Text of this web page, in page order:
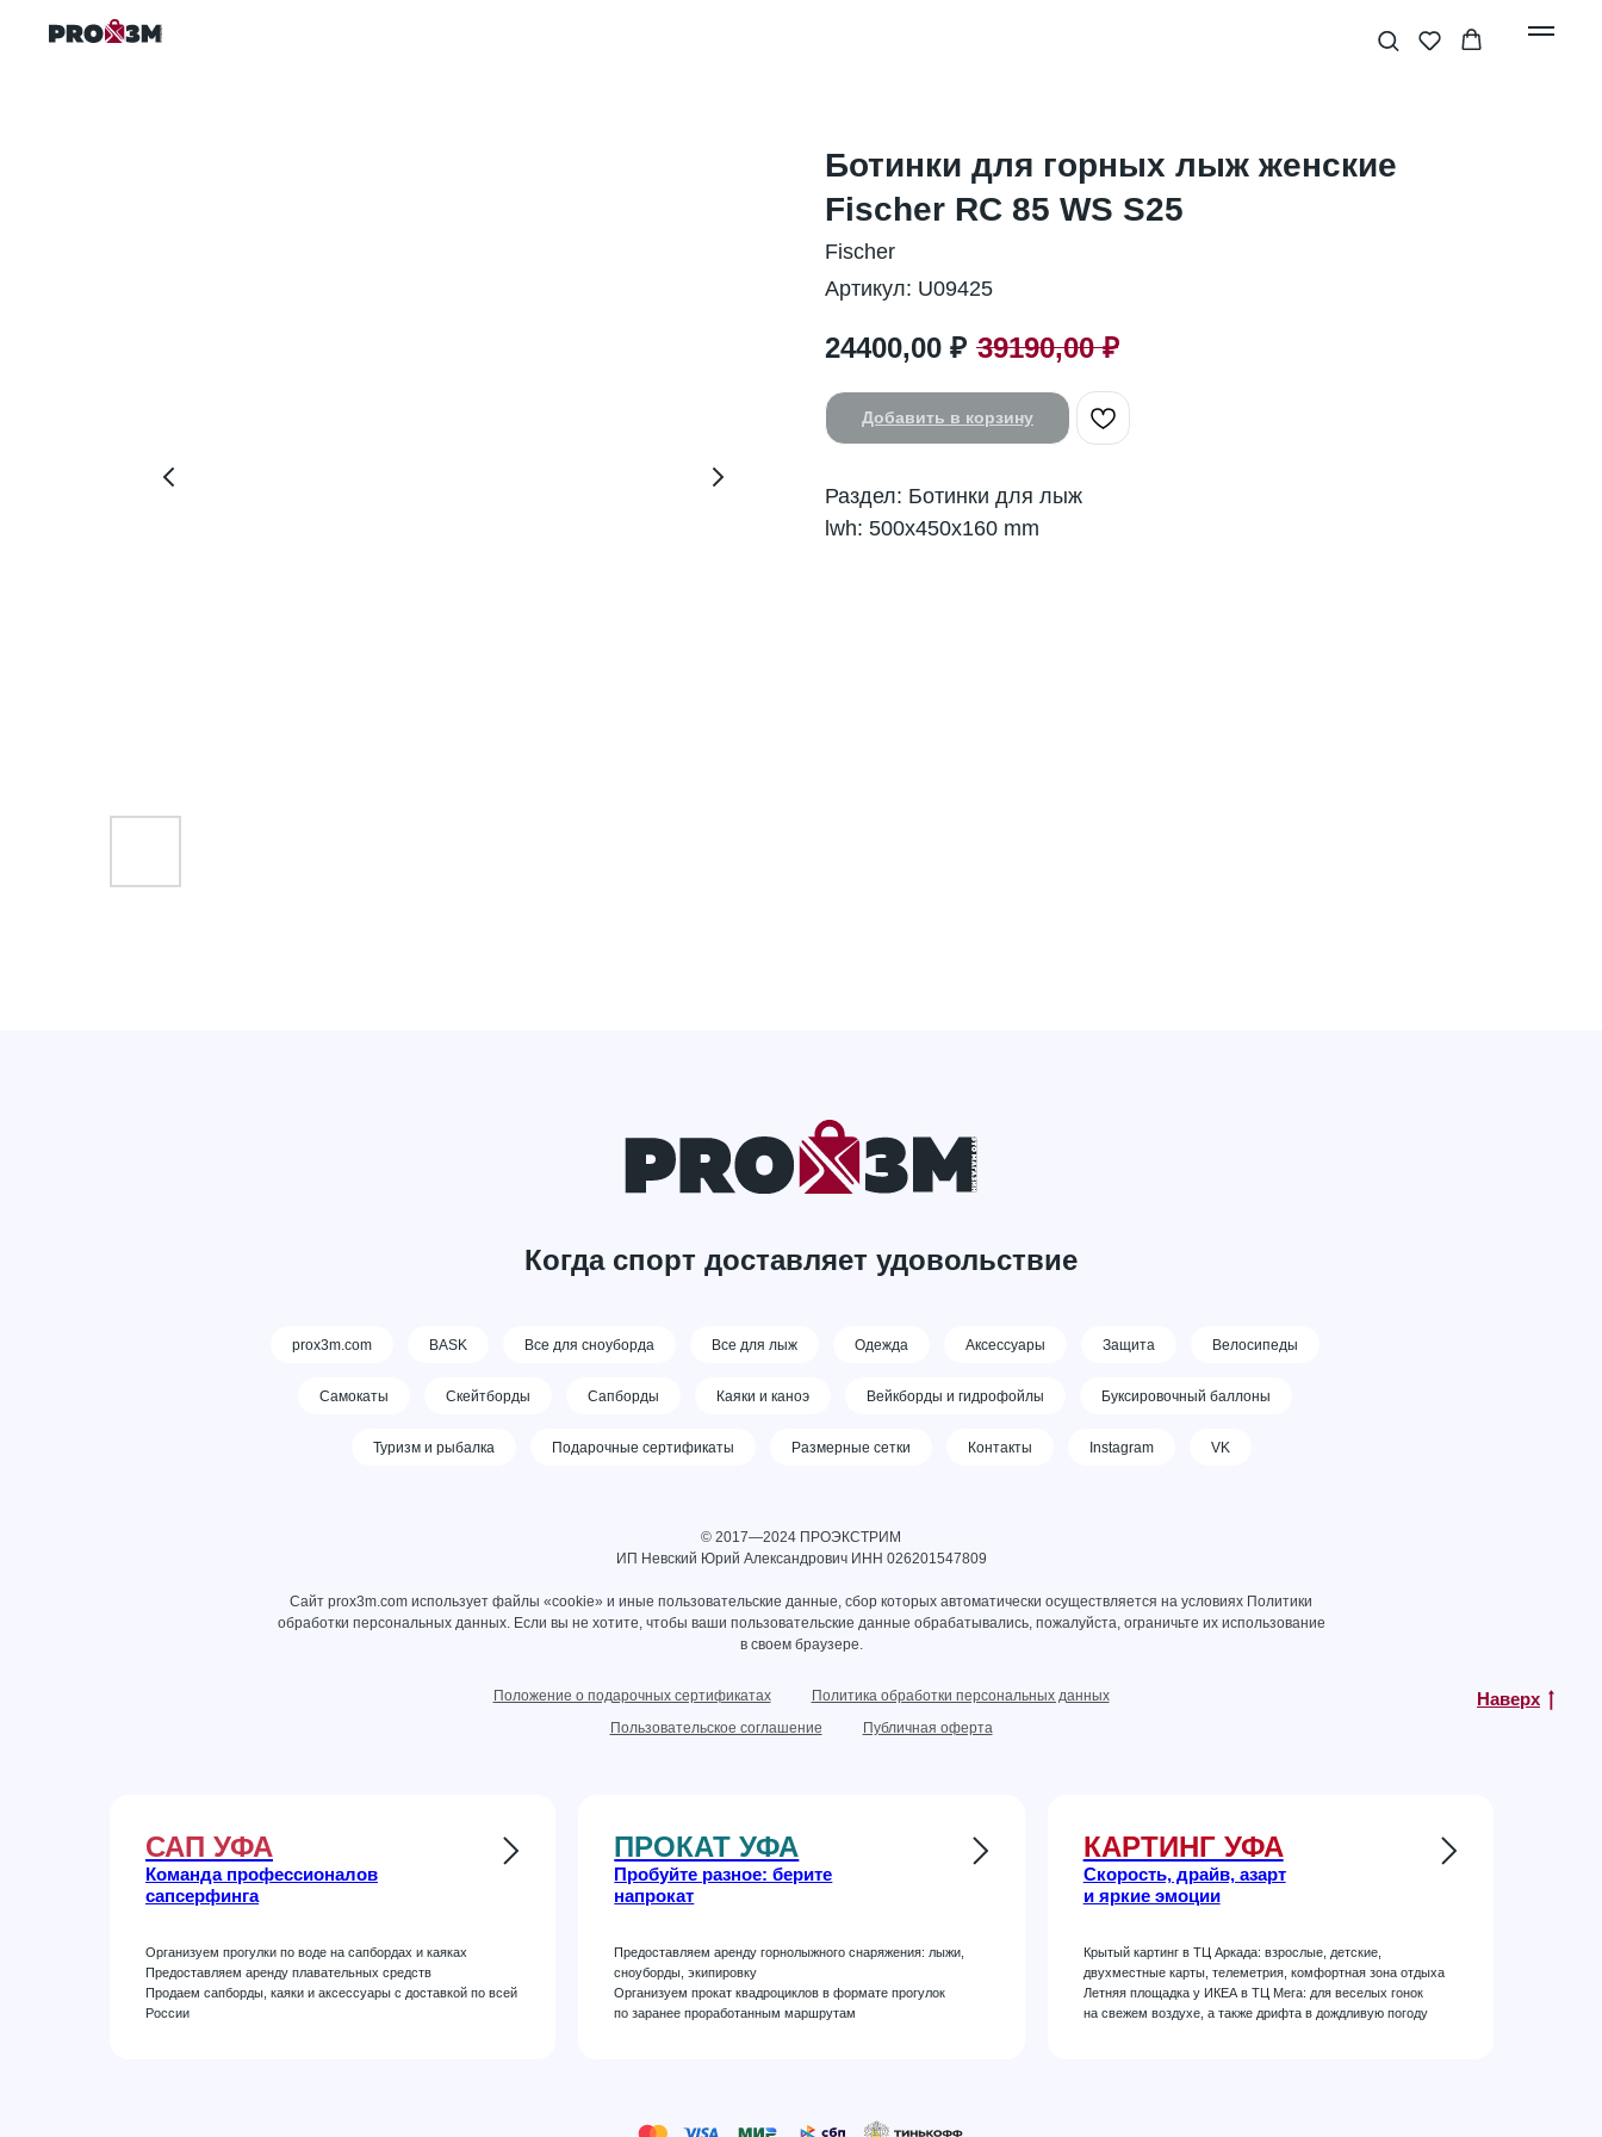
Ботинки для горных лыж женские
Fischer RC 85 WS S25
Fischer
Артикул: U09425
24400,00 ₽ 39190,00 ₽
Добавить в корзину
Раздел: Ботинки для лыж
lwh: 500x450x160 mm
Когда спорт доставляет удовольствие
prox3m.com BASK Все для сноуборда Все для лыж Одежда Аксессуары Защита Велосипеды
Самокаты Скейтборды Сапборды Каяки и каноэ Вейкборды и гидрофойлы Буксировочный баллоны
Туризм и рыбалка Подарочные сертификаты Размерные сетки Контакты Instagram VK
© 2017—2024 ПРОЭКСТРИМ
ИП Невский Юрий Александрович ИНН 026201547809
Сайт prox3m.com использует файлы «cookie» и иные пользовательские данные, сбор которых автоматически осуществляется на условиях Политики
обработки персональных данных. Если вы не хотите, чтобы ваши пользовательские данные обрабатывались, пожалуйста, ограничьте их использование
в своем браузере.
Положение о подарочных сертификатах
Политика обработки персональных данных
Пользовательское соглашение
Публичная оферта
Наверх
САП УФА
Команда профессионалов
сапсерфинга
Организуем прогулки по воде на сапбордах и каяках
Предоставляем аренду плавательных средств
Продаем сапборды, каяки и аксессуары с доставкой по всей
России
ПРОКАТ УФА
Пробуйте разное: берите
напрокат
Предоставляем аренду горнолыжного снаряжения: лыжи,
сноуборды, экипировку
Организуем прокат квадроциклов в формате прогулок
по заранее проработанным маршрутам
КАРТИНГ УФА
Скорость, драйв, азарт
и яркие эмоции
Крытый картинг в ТЦ Аркада: взрослые, детские,
двухместные карты, телеметрия, комфортная зона отдыха
Летняя площадка у ИКЕА в ТЦ Мега: для веселых гонок
на свежем воздухе, а также дрифта в дождливую погоду